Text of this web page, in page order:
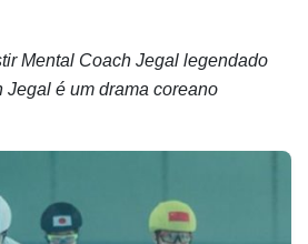
Mental Coach Jegal legendado
Jegal é um drama coreano